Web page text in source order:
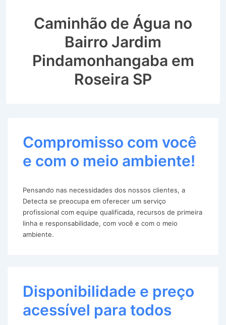
Caminhão de Água no
Bairro Jardim
Pindamonhangaba em
Roseira SP
Compromisso com você
e com o meio ambiente!
Pensando nas necessidades dos nossos clientes, a
Detecta se preocupa em oferecer um serviço
profissional com equipe qualificada, recursos de primeira
linha e responsabilidade, com você e com o meio
ambiente.
Disponibilidade e preço
acessível para todos